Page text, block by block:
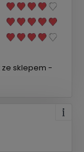
ze sklepem -